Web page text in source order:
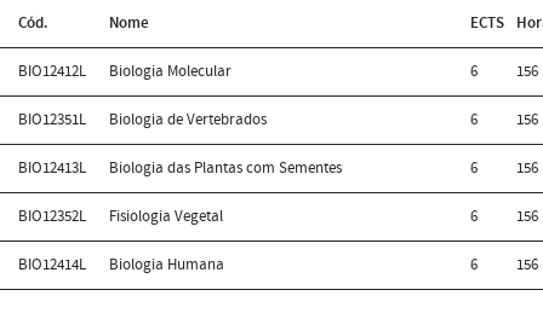
Cód. Nome ECTS
BIO12412L Biologia Molecular 6 156
BIO12351L Biologia de Vertebrados 6 156
BIO12413L Biologia das Plantas com Sementes 6 156
BIO12352L Fisiologia Vegetal 6 156
BIO12414L Biologia Humana 6 156